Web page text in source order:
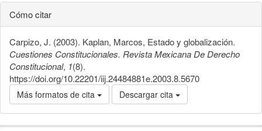
Cómo citar
Carpizo, J. (2003). Kaplan, Marcos, Estado y globalización.
Cuestiones Constitucionales. Revista Mexicana De Derecho
Constitucional, 1(8).
https://doi.org/10.22201/iij.24484881e.2003.8.5670
Más formatos de cita Descargar cita